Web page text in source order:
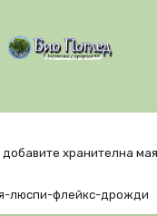
хранителна
люспи-флейкс-дрожди